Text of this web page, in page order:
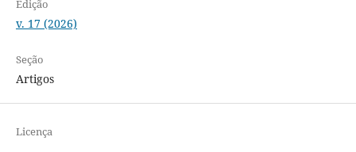
Edição
v. 17 (2026)
Seção
Artigos
Licença